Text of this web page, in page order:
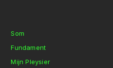
Som
Fundament
Mijn Pleysier